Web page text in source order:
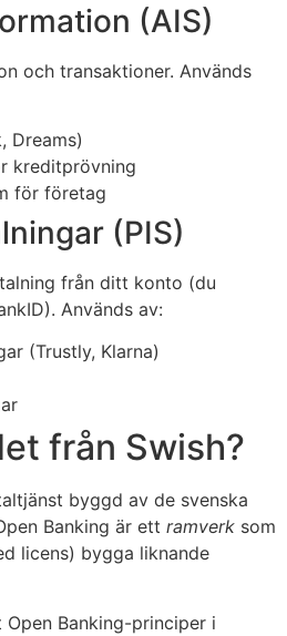
(AIS)
och transaktioner. Används
Dreams)
kreditprövning
för företag
(PIS)
från ditt konto (du
Används av:
(Trustly, Klarna)
från Swish?
byggd av de svenska
Banking är ett ramverk som
licens) bygga liknande
Banking-principer i